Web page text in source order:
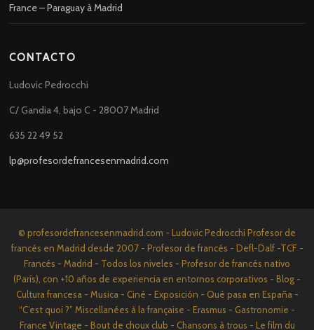
France – Paraguay à Madrid
CONTACTO
Ludovic Pedrocchi
C/ Gandia 4, bajo C - 28007 Madrid
635 22 49 52
lp@profesordefrancesenmadrid.com
© profesordefrancesenmadrid.com - Ludovic Pedrocchi Profesor de
francés en Madrid desde 2007 - Profesor de francés - Defl-Dalf -TCF -
Francés - Madrid - Todos los niveles - Profesor de francés nativo
(París), con +10 años de experiencia en entornos corporativos - Blog -
Cultura francesa - Musica - Ciné - Exposición - Qué pasa en España -
“C’est quoi ?” Miscellanées à la française - Erasmus - Gastronomie -
France Vintage - Bout de choux club - Chansons à trous - Le film du